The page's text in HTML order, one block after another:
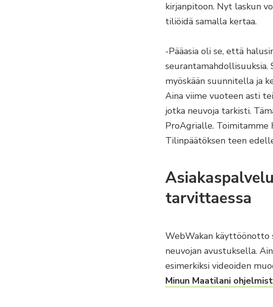
kirjanpitoon. Nyt laskun
tiliöidä samalla kertaa.
-Pääasia oli se, että
seurantamahdollisuuksia.
myöskään suunnitella ja
Aina viime vuoteen asti
jotka neuvoja tarkisti.
ProAgrialle.
Tilinpäätöksen teen
tarvittaessa
WebWakan
neuvojan avustuksella.
esimerkiksi videoiden
Minun Maatilani